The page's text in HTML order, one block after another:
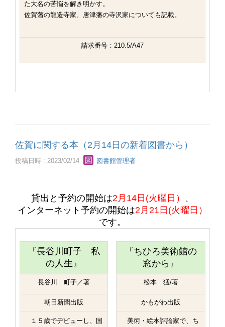
た大名の苦悩を解き明かす。
佐賀藩の龍造寺家、唐津藩の寺沢家についても記載。
請求番号：210.5/A47
佐賀に関する本（2月14日の新着図書から）
投稿日時 : 2023/02/14 図書館管理者
貸出と予約の開始は2月14日(火曜日） 、
インターネット予約の開始は2月21日(火曜日）
です。
『長谷川町子 私
の人生』
長谷川 町子／著
朝日新聞出版
１５歳でデビューし、国
『ちひろ美術館の
窓から』
松本 猛/著
かもがわ出版
美術・絵本評論家で、ち